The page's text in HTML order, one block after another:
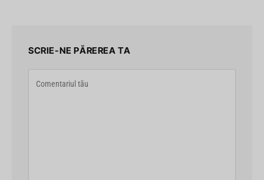
SCRIE-NE PĂREREA TA